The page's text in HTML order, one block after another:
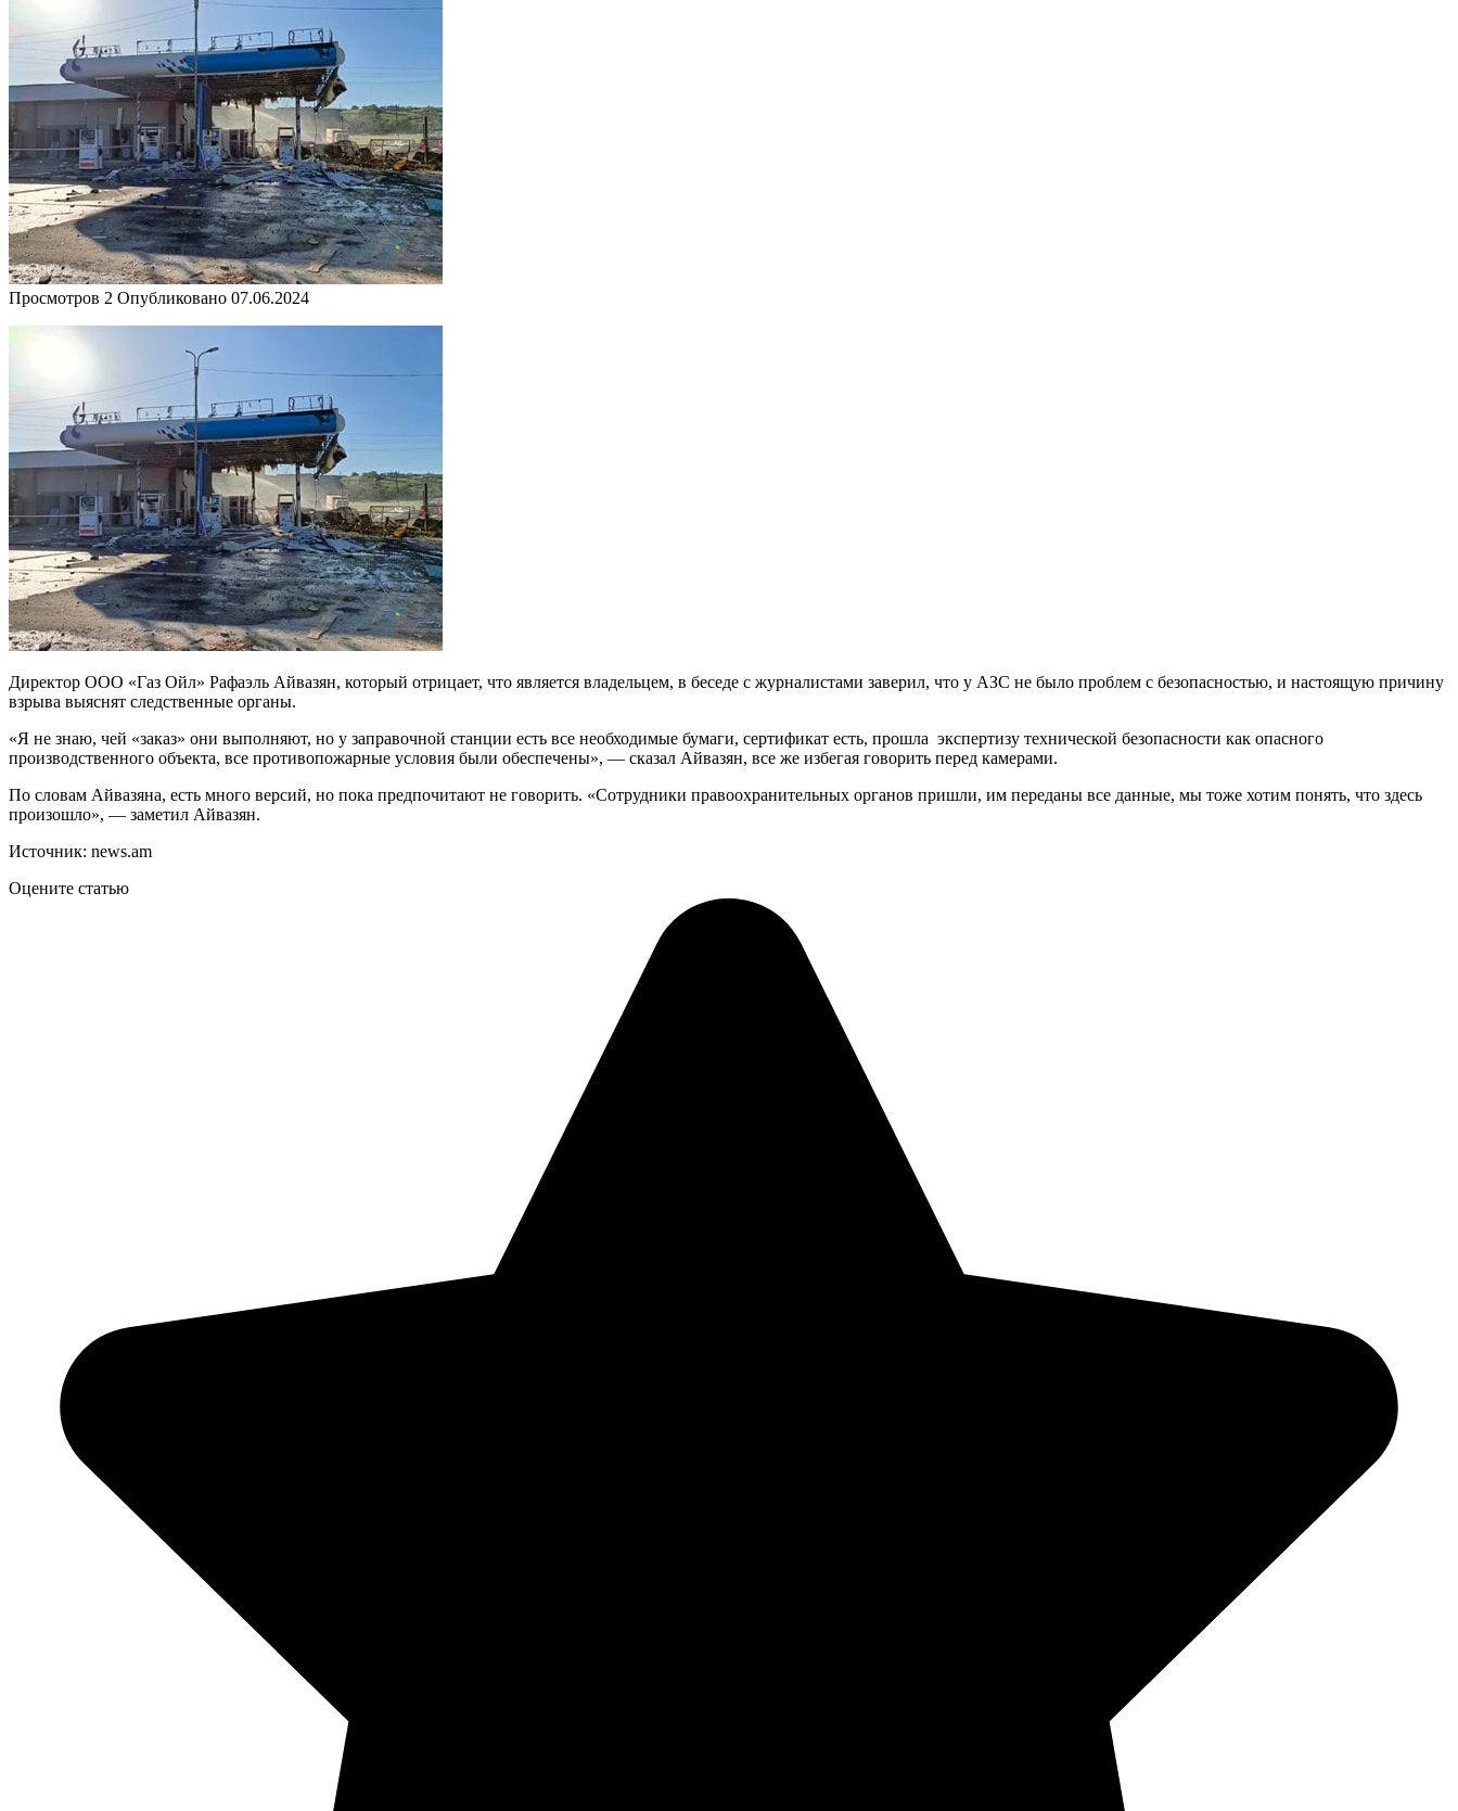
Просмотров 2 Опубликовано 07.06.2024
Директор ООО «Газ Ойл» Рафаэль Айвазян, который отрицает, что является владельцем, в беседе с журналистами заверил, что у АЗС не было проблем с безопасностью, и настоящую причину
взрыва выяснят следственные органы.
«Я не знаю, чей «заказ» они выполняют, но у заправочной станции есть все необходимые бумаги, сертификат есть, прошла экспертизу технической безопасности как опасного
производственного объекта, все противопожарные условия были обеспечены», — сказал Айвазян, все же избегая говорить перед камерами.
По словам Айвазяна, есть много версий, но пока предпочитают не говорить. «Сотрудники правоохранительных органов пришли, им переданы все данные, мы тоже хотим понять, что здесь
произошло», — заметил Айвазян.
Источник: news.am
Оцените статью